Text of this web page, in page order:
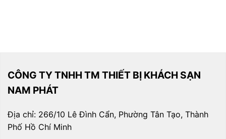
CÔNG TY TNHH TM THIẾT BỊ KHÁCH SẠN
NAM PHÁT
Địa chỉ: 266/10 Lê Đình Cẩn, Phường Tân Tạo, Thành
Phố Hồ Chí Minh